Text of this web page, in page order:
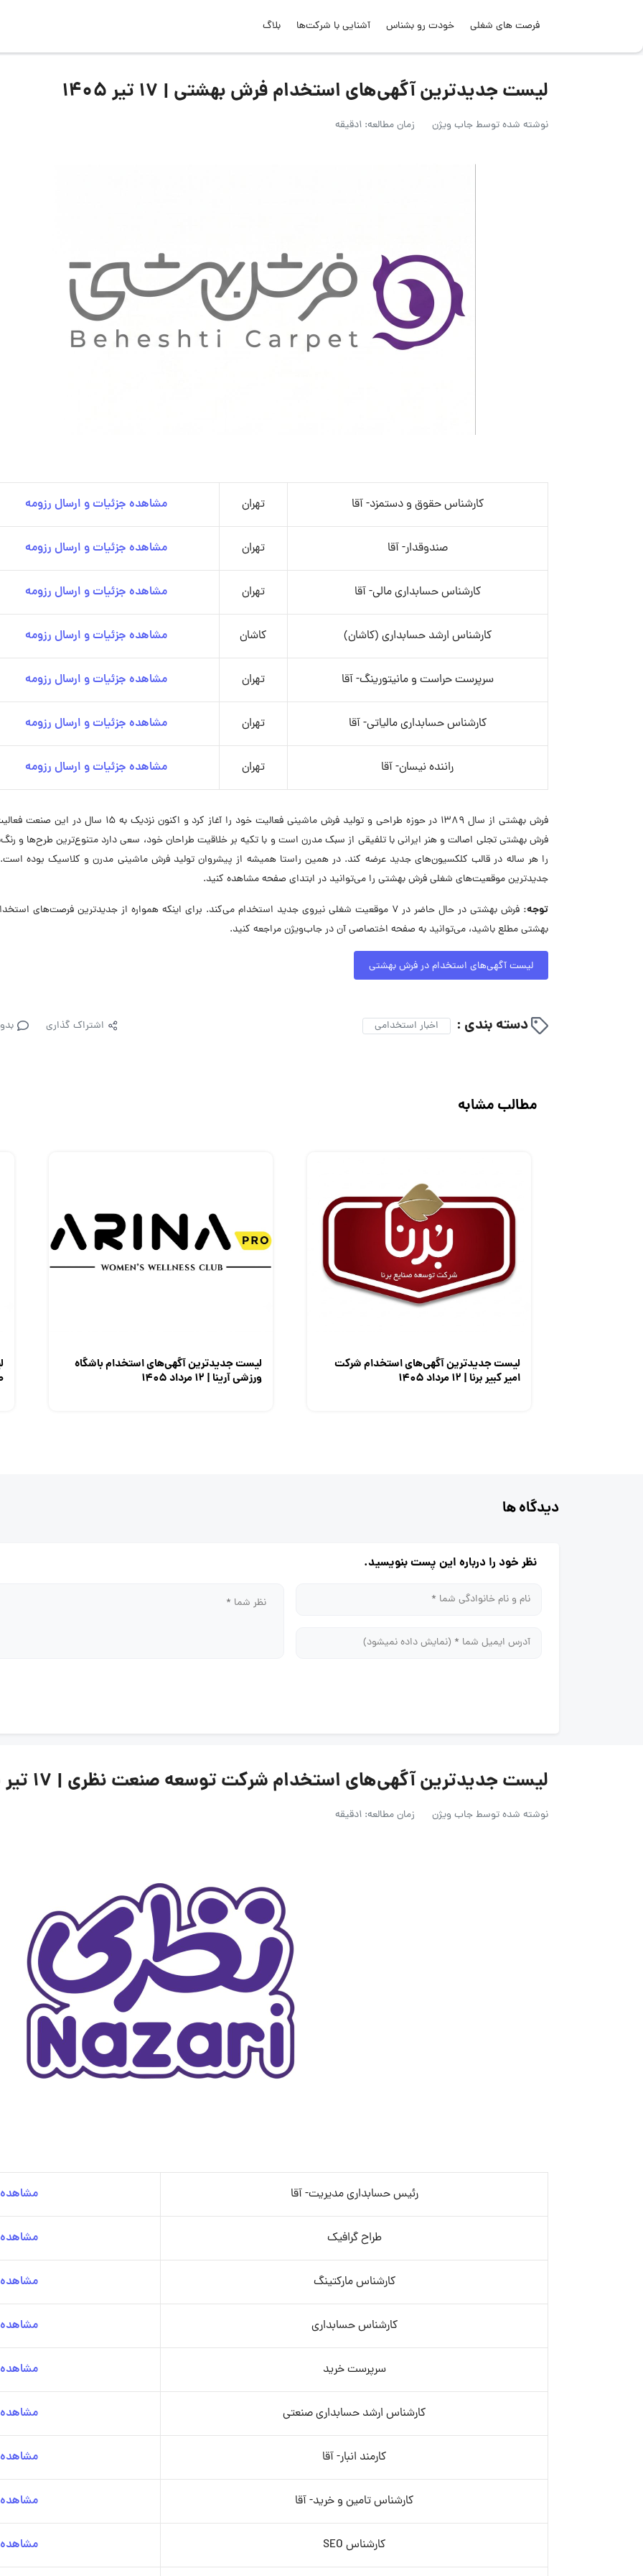
فرصت های شغلی خودت رو بشناس آشنایی با شرکت‌ها بلاگ
لیست جدیدترین آگهی‌های استخدام فرش بهشتی | ۱۷ تیر ۱۴۰۵
نوشته شده توسطجاب ویژن زمان مطالعه: 1دقیقه
کارشناس حقوق و دستمزد- آقا تهران مشاهده جزئیات و ارسال رزومه
صندوقدار- آقا تهران مشاهده جزئیات و ارسال رزومه
کارشناس حسابداری مالی- آقا تهران مشاهده جزئیات و ارسال رزومه
کارشناس ارشد حسابداری (کاشان) کاشان مشاهده جزئیات و ارسال رزومه
سرپرست حراست و مانیتورینگ- آقا تهران مشاهده جزئیات و ارسال رزومه
کارشناس حسابداری مالیاتی- آقا تهران مشاهده جزئیات و ارسال رزومه
راننده نیسان- آقا تهران مشاهده جزئیات و ارسال رزومه
فرش بهشتی از سال 1389 در حوزه طراحی و تولید فرش ماشینی فعالیت خود را آغاز کرد و اکنون نزدیک به
فرش بهشتی تجلی اصالت و هنر ایرانی با تلفیقی از سبک مدرن است و با تکیه بر خلاقیت طراحان خود، سعی دارد متنوع‌ترین طرح‌ها و
را هر ساله در قالب کلکسیون‌های جدید عرضه کند. در همین راستا همیشه از پیشروان تولید فرش ماشینی مدرن و کلاسیک بوده
جدیدترین موقعیت‌های شغلی فرش بهشتی را می‌توانید در ابتدای صفحه مشاهده کنید.
توجه:
فرش بهشتی در حال حاضر در ۷ موقعیت شغلی نیروی جدید استخدام می‌کند. برای اینکه همواره از جدیدترین فرصت‌های
بهشتی مطلع باشید، می‌توانید به صفحه اختصاصی آن در جاب‌ویژن مراجعه کنید.
لیست آگهی‌های استخدام در فرش بهشتی
دسته بندی : اخبار استخدامی اشتراک گذاری
مطالب مشابه
لیست جدیدترین آگهی‌های استخدام شرکت
امیر کبیر برنا | ۱۲ مرداد ۱۴۰۵
لیست جدیدترین آگهی‌های استخدام باشگاه
ورزشی آرینا | ۱۲ مرداد ۱۴۰۵
دیدگاه ها
نظر خود را درباره این پست بنویسید.
لیست جدیدترین آگهی‌های استخدام شرکت توسعه صنعت نظری | ۱۷ تیر ۱۴۰۵
نوشته شده توسطجاب ویژن زمان مطالعه: 1دقیقه
رئیس حسابداری مدیریت- آقا مشاهده
طراح گرافیک مشاهده
کارشناس مارکتینگ مشاهده
کارشناس حسابداری مشاهده
سرپرست خرید مشاهده
کارشناس ارشد حسابداری صنعتی مشاهده
کارمند انبار- آقا مشاهده
کارشناس تامین و خرید- آقا مشاهده
کارشناس SEO مشاهده